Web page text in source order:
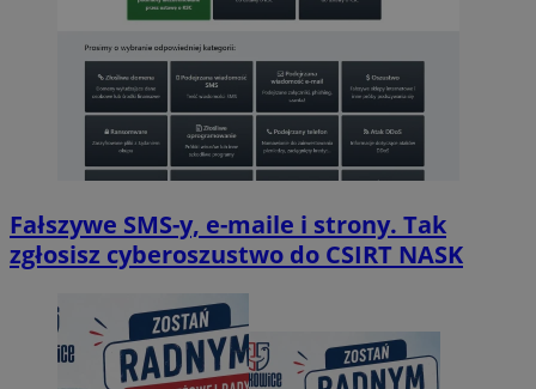
Fałszywe SMS-y, e-maile i strony. Tak
zgłosisz cyberoszustwo do CSIRT NASK